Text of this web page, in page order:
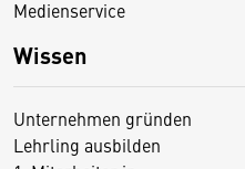
Medienservice
Wissen
Unternehmen gründen
Lehrling ausbilden